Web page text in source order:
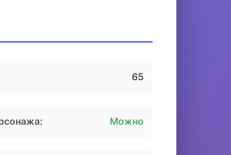
65
Можно